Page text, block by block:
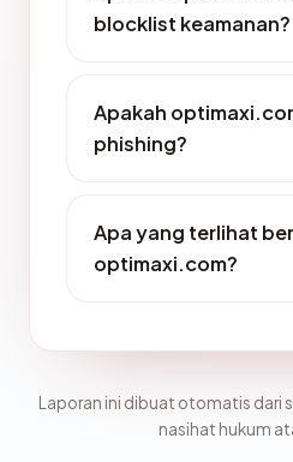
blocklist keamanan?
Apakah
phishing?
Apa yang terlihat
optimaxi.com?
Laporan ini dibuat otomatis dari
nasihat hukum